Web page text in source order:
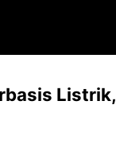
Listrik,